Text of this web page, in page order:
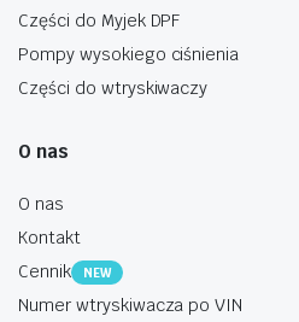
Części do Myjek DPF
Pompy wysokiego ciśnienia
Części do wtryskiwaczy
O nas
O nas
Kontakt
Cennik
NEW
Numer wtryskiwacza po VIN